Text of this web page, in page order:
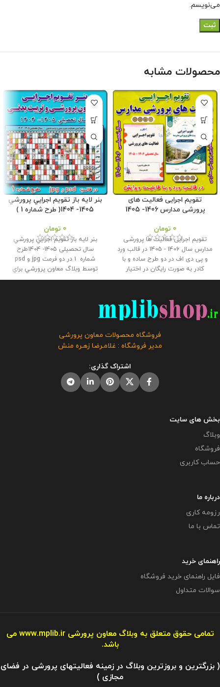
می‌نویسم.
محصولات مشابه
تقویم اجرایی فعالیت های
پرورشی مدارس 1406- 1405
0 تومان
تقویم اجرایی فعالیت ها پرورشی
مدارس سال 1406 - 1405 در قالب ورد
و پی دی اف در دو طرح ساده و با
کادر به صورت رایگان در اختیار
همکاران قرار گرفته است . طراح :
معاون پرورشی حجم : 6 مگابایت
کلیه حقوق این برنامه متعلق به
فروشگاه معاون پرورشی می باشد و
دیگران مورد رضایت ما نیست و شرعا
حرام می باشد .
بنر لايه باز تقويم اجرايي پرورشي
1405- 1404( طرح شماره 1 )
0 تومان
بنر لايه باز تقويم اجرايي پرورشي
سال تحصیلی 1405- 1404طرح
شماره 1 در دو فرمت jpg و psd
توسط وبلاگ معاون پرورشي براي
استفاده همكاران طراحي و بارگذاري
فروشگاه معاون پرورشی می باشد و
سایت های دیگر بدون اجازه ما در
حال استفاده هستند و مورد رضایت ما
فروشگاه محصولات معاون پرورشی
مدیر فروشگاه : غلامـرضا زهـره منش
اشتراک گذاری:
بخش های سایت
وبلاگ
فروشگاه
حساب کاربری
درباره ما
رزومه کاری
تماس با ما
راهنمای خرید
فایل راهنمای خرید فروشگاه
سوالات متداول
تمامی حقوق متعلق به وبلاگ معاون پرورشیwww.mplib.ir می
باشد.
( بزرگترین و بروزترین وبلاگ در زمینه فعالیتهای پرورشی در فضای
مجازی )